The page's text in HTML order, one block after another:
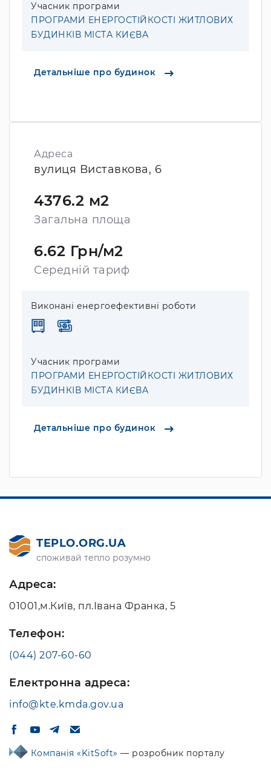
Учасник програми
ПРОГРАМИ ЕНЕРГОСТІЙКОСТІ ЖИТЛОВИХ
БУДИНКІВ МІСТА КИЄВА
Детальніше про будинок
Адреса
вулиця Виставкова, 6
4376.2 м2
Загальна площа
6.62 Грн/м2
Середній тариф
Виконані енергоефективні роботи
Учасник програми
ПРОГРАМИ ЕНЕРГОСТІЙКОСТІ ЖИТЛОВИХ
БУДИНКІВ МІСТА КИЄВА
Детальніше про будинок
TEPLO.ORG.UA
споживай тепло розумно
Адреса:
01001,м.Київ, пл.Івана Франка, 5
Телефон:
(044) 207-60-60
Електронна адреса:
info@kte.kmda.gov.ua
Компанія «KitSoft» — розробник порталу